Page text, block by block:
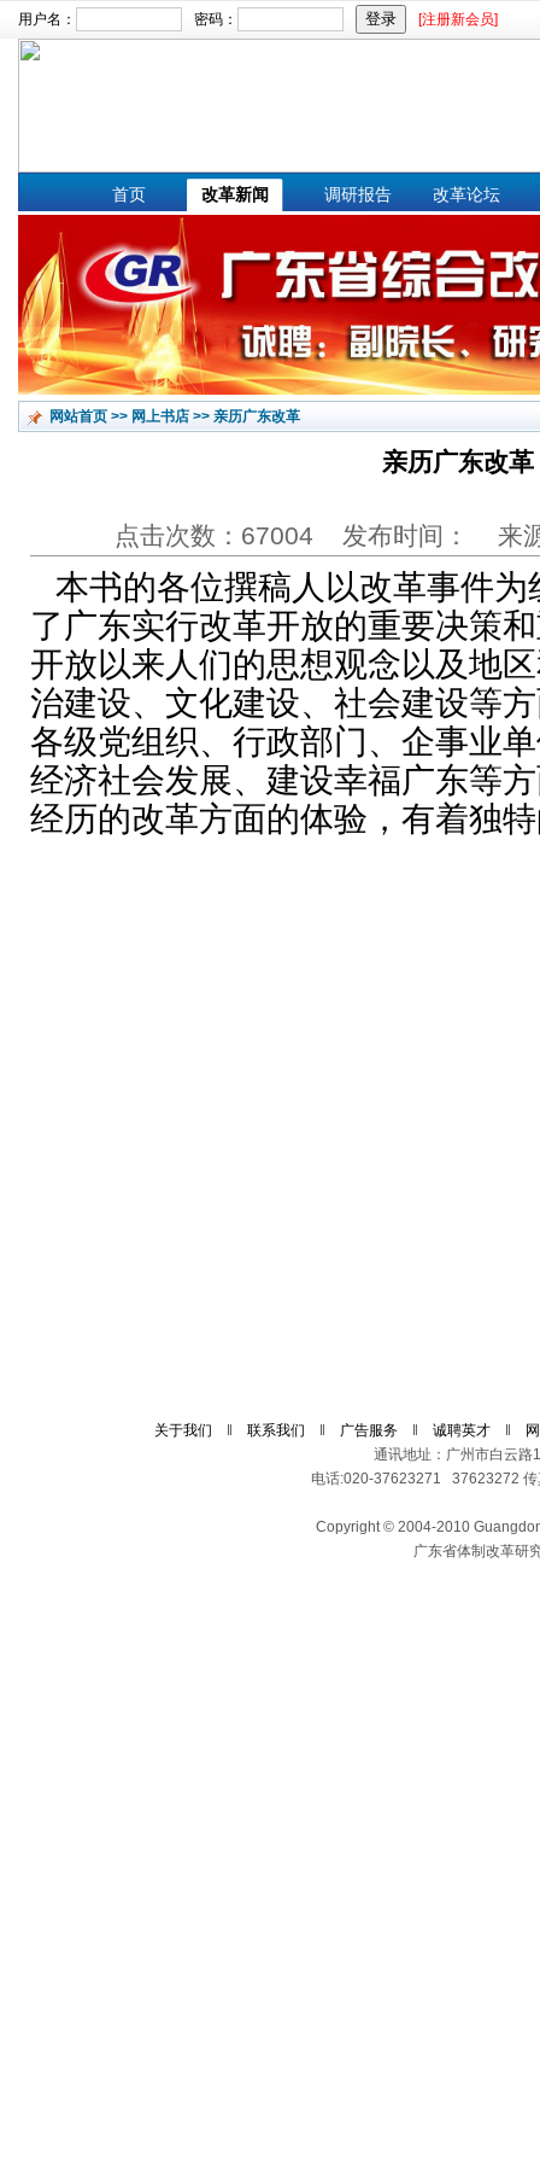
用户名： 密码： [注册新会员]
文章搜索：
首页 改革新闻 调研报告 改革论坛
网站首页 >> 网上书店 >> 亲历广东改革
亲历广东改革
点击次数：67004 发布时间： 来
本书的各位撰稿人以改革事件为
了广东实行改革开放的重要决策
开放以来人们的思想观念以及地
治建设、文化建设、社会建设等
各级党组织、行政部门、企事业
经济社会发展、建设幸福广东等
经历的改革方面的体验，有着独
关于我们 联系我们 广告服务 诚聘英才
通讯地址：广州市白云
电话:020-37623271 37623272
Copyright © 2004-2010
广东省体制改革